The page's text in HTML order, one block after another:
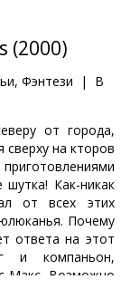
(2000)
Фэнтези |
В
от города,
на кторов
Как-никак
от всех этих
Почему
ответа на этот
и компаньон,
Макс. Возможно